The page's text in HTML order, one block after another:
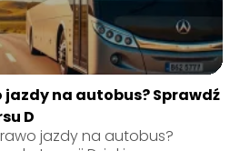
jazdy na autobus? Sprawdź
D
jazdy na autobus?